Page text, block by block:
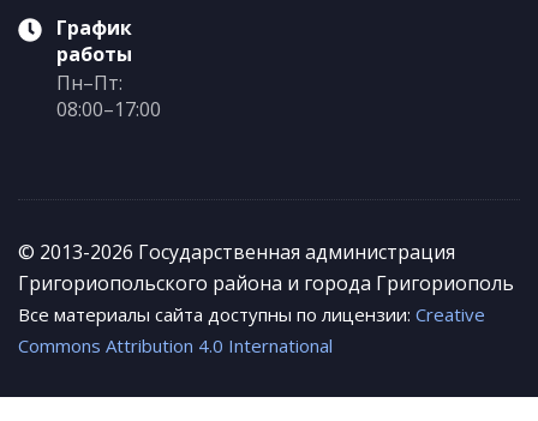
График
работы
Пн–Пт:
08:00–17:00
© 2013-2026 Государственная администрация
Григориопольского района и города Григориополь
Все материалы сайта доступны по лицензии: Creative
Commons Attribution 4.0 International